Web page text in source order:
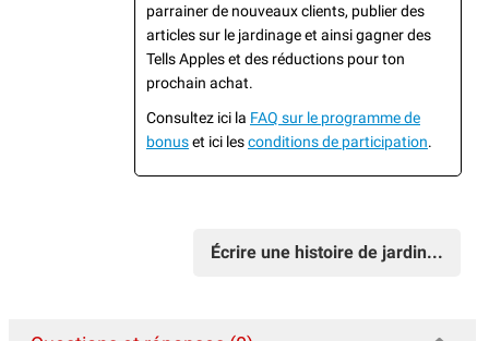
parrainer de nouveaux clients, publier des
articles sur le jardinage et ainsi gagner des
Tells Apples et des réductions pour ton
prochain achat.
Consultez ici la FAQ sur le programme de
bonuset ici lesconditions de participation.
Écrire une histoire de jardin...